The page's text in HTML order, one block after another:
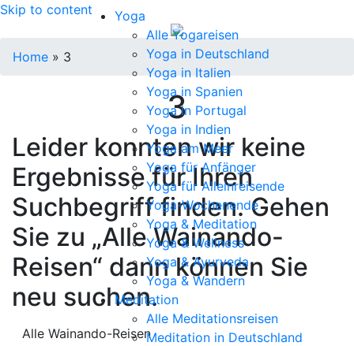
Skip to content
Yoga
Alle Yogareisen
Yoga in Deutschland
Yoga in Italien
Yoga in Spanien
Yoga in Portugal
Yoga in Indien
Yoga am Meer
Yoga für Anfänger
Yoga für Alleinreisende
Yoga-Wochenende
Yoga & Meditation
Yoga & Wellness
Yoga & Ayurveda
Yoga & Wandern
Meditation
Alle Meditationsreisen
Meditation in Deutschland
Home » 3
3
Leider konnten wir keine
Ergebnisse für Ihren
Suchbegriff finden. Gehen
Sie zu „Alle Wainando-
Reisen“ dann können Sie
neu suchen.
Alle Wainando-Reisen